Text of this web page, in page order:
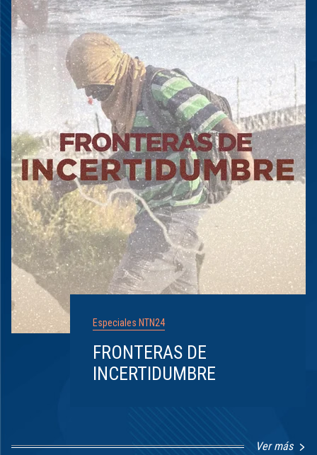
Especiales NTN24
FRONTERAS DE
INCERTIDUMBRE
Ver más